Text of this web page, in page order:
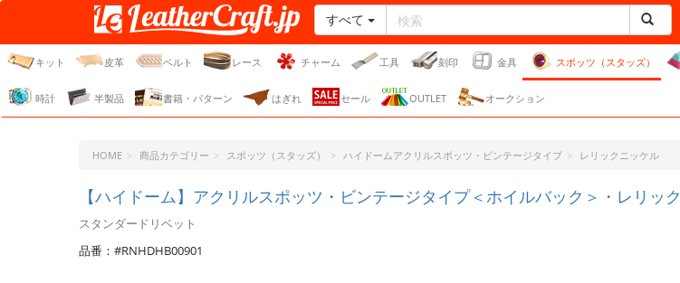
レザークラフト・ドット・
ジェーピー
すべて
キット 皮革 ベルト レース チャーム 工具 刻印 金具 スポッツ（スタッズ）
時計 半製品 書籍・パターン はぎれ セール OUTLET オークション
HOME 商品カテゴリー スポッツ（スタッズ） ハイドームアクリルスポッツ・ビンテージタイプ レリックニッケル
【ハイドーム】アクリルスポッツ・ビンテージタイプ＜ホイルバック＞・レリッ
スタンダードリベット
品番：#RNHDHB00901